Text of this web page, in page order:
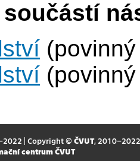
součástí
| Copyright © ČVUT, 2010–2022
centrum ČVUT